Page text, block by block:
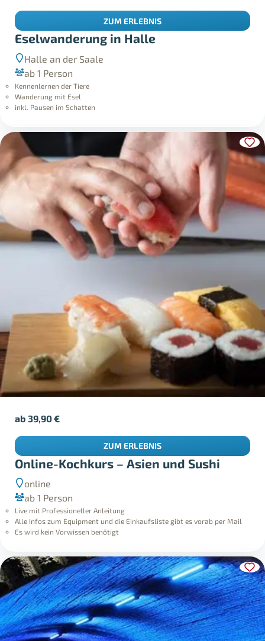
Eselwanderung in Halle
Halle an der Saale
ab 1 Person
Kennenlernen der Tiere
Wanderung mit Esel
inkl. Pausen im Schatten
ZUM ERLEBNIS
Online-Kochkurs – Asien und Sushi
online
ab 1 Person
Live mit Professioneller Anleitung
Alle Infos zum Equipment und die Einkaufsliste gibt es vorab per Mail
Es wird kein Vorwissen benötigt
ab39,90€
ZUM ERLEBNIS